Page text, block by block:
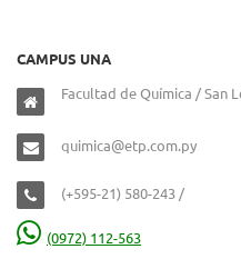
CAMPUS UNA
Facultad de Química / San
quimica@etp.com.py
(+595-21) 580-243 /
(0972) 112-563